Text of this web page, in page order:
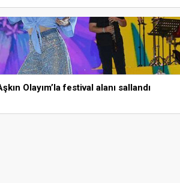
Olayım’la festival alanı sallandı